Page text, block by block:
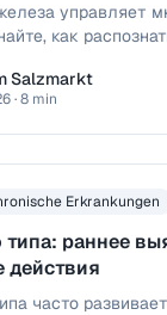
управляет
как
доступны.
Salzmarkt
·8 min
Erkrankungen
типа: раннее
действия
часто